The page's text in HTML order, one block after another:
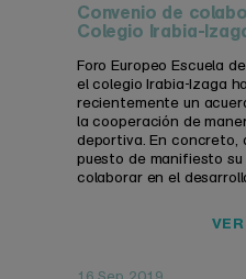
Convenio de
Colegio Irabia-
Foro Europeo Escuela
el colegio Irabia-Izaga
recientemente un
la cooperación de
deportiva. En concreto,
puesto de manifiesto su
colaborar en el desarrollo
VER